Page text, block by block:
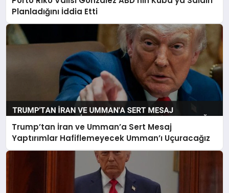
Planladığını İddia Etti
Trump’tan İran ve Umman’a Sert Mesaj
Yaptırımlar Hafiflemeyecek Umman’ı Uçuracağız